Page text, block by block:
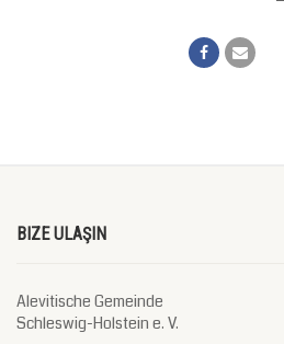
BIZE ULAŞIN
Alevitische Gemeinde
Schleswig-Holstein e. V.